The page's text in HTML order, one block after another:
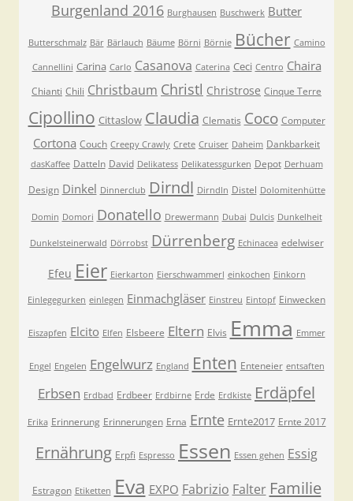
Burgenland 2016 Burghausen Buschwerk Butter
Butterschmalz Bär Bärlauch Bäume Börni Börnie Bücher Camino
Cannellini Carina Carlo Casanova Caterina Ceci Centro Chaira
Chianti Chili Christbaum Christl Christrose Cinque Terre
Cipollino Cittaslow Claudia Clematis Coco Computer
Cortona Couch Creepy Crawly Crete Cruiser Daheim Dankbarkeit
dasKaffee Datteln David Delikatess Delikatessgurken Depot Derhuam
Design Dinkel Dinnerclub Dirndl Dirndln Distel Dolomitenhütte
Domin Domori Donatello Drewermann Dubai Dulcis Dunkelheit
Dunkelsteinerwald Dörrobst Dürrenberg Echinacea edelwiser
Efeu Eier Eierkarton Eierschwammerl einkochen Einkorn
Einlegegurken einlegen Einmachgläser Einstreu Eintopf Einwecken
Eiszapfen Elcito Elfen Elsbeere Eltern Elvis Emma Emmer
Engel Engelen Engelwurz England Enten Enteneier entsaften
Erbsen Erdbad Erdbeer Erdbirne Erde Erdkiste Erdäpfel
Erika Erinnerung Erinnerungen Erna Ernte Ernte2017 Ernte 2017
Ernährung Erpfi Espresso Essen Essen gehen Essig
Estragon Etiketten Eva EXPO Fabrizio Falter Familie